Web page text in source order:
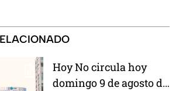
Hoy No circula hoy
domingo 9 de agosto de